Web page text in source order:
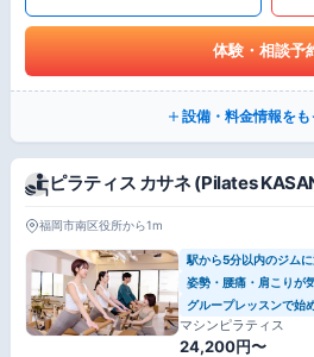
体験・相談予
設備・料金情報をも
ピラティス カサネ (Pilates
福岡市南区役所から1m
駅から5分以内のジム
姿勢・腰痛・肩こりが
グループレッスンで始
マシンピラティス
24,200円〜